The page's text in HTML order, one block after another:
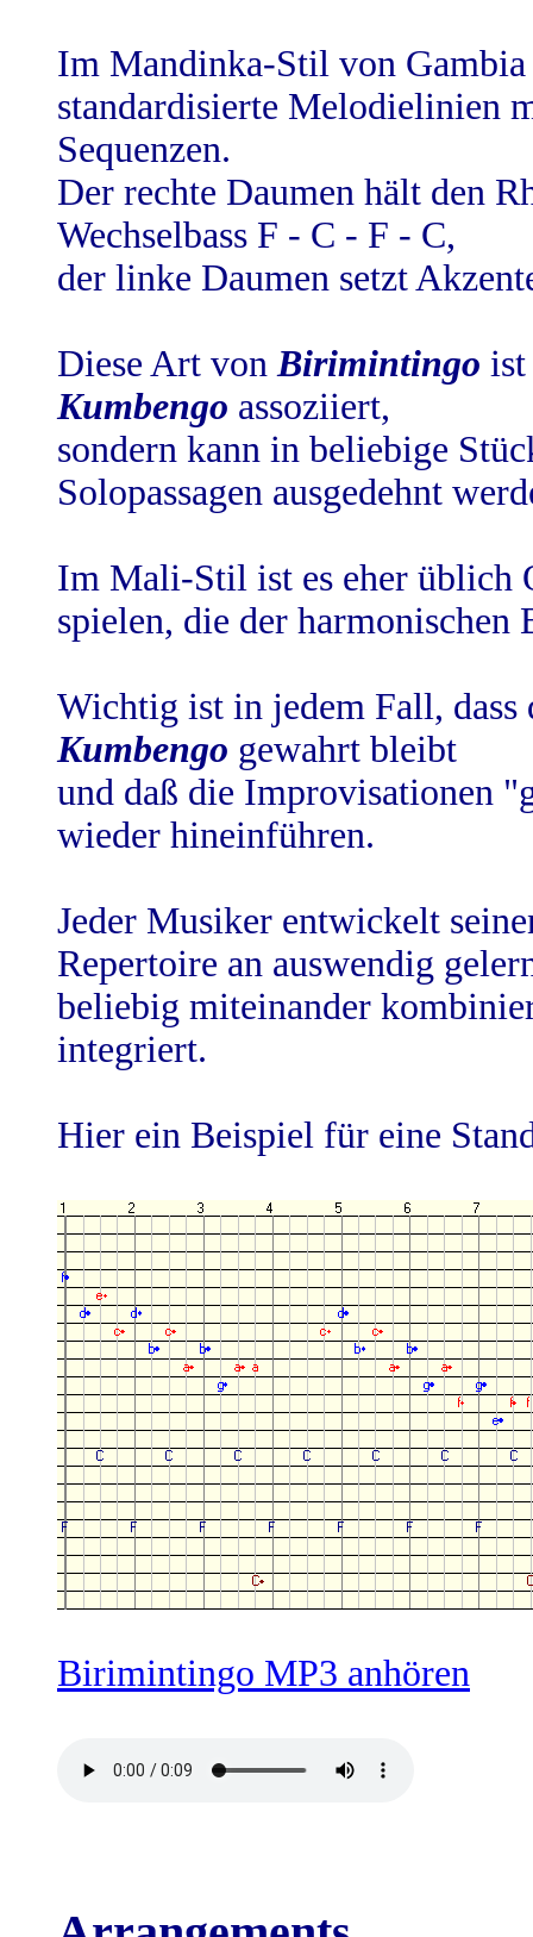
Im Mandinka-Stil von
standardisierte Melodielinien
Sequenzen.
Der rechte Daumen hält den
Wechselbass F - C - F - C,
der linke Daumen setzt
Diese Art vonBirimintingo
Kumbengo assoziiert,
sondern kann in beliebige
Solopassagen ausgedehnt
Im Mali-Stil ist es eher üblich
spielen, die der harmonischen
Wichtig ist in jedem Fall,
Kumbengo gewahrt bleibt
und daß die Improvisationen
wieder hineinführen.
Jeder Musiker entwickelt
Repertoire an auswendig
beliebig miteinander
integriert.
Hier ein Beispiel für eine
Birimintingo MP3 anhören